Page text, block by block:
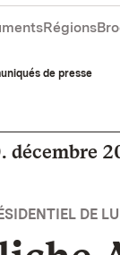
Régions
de presse
décembre
DE